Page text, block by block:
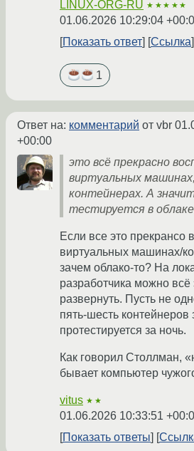
LINUX-ORG-RU ★★★★★
01.06.2026 10:29:04
Показать ответ
Ссылка
1
Ответ на: комментарий от vbr
+00:00
это всё прекрасно
виртуальных
контейнерах. А
тестируется в
Если все это прекрансо
виртуальных машинах/
зачем облако-то? На
разработчика можно всё
развернуть. Пусть не
пять-шесть контейнеров
протестируется за ночь.
Как говорил Столлман,
бывает компьютер
vitus ★★
01.06.2026 10:33:51
Показать ответы